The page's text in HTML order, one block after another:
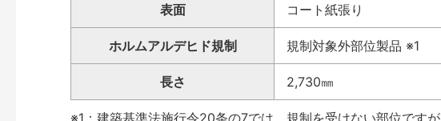
表面 コート紙張り
ホルムアルデヒド規制 規制対象外部位製品 ※1
長さ 2,730㎜